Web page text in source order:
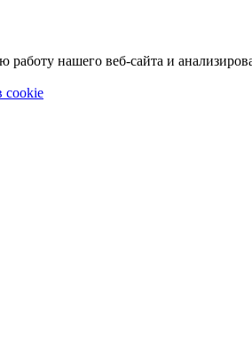
нашего веб-сайта и
cookie